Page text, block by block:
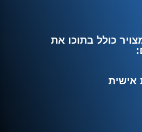
כולל בתוכו את
אישית